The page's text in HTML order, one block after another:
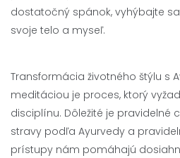
dostatočný spánok, vyhýbajte
svoje telo a myseľ.
Transformácia životného štýlu s
meditáciou je proces, ktorý
disciplínu. Dôležité je pravidelné
stravy podľa Ayurvedy a
prístupy nám pomáhajú